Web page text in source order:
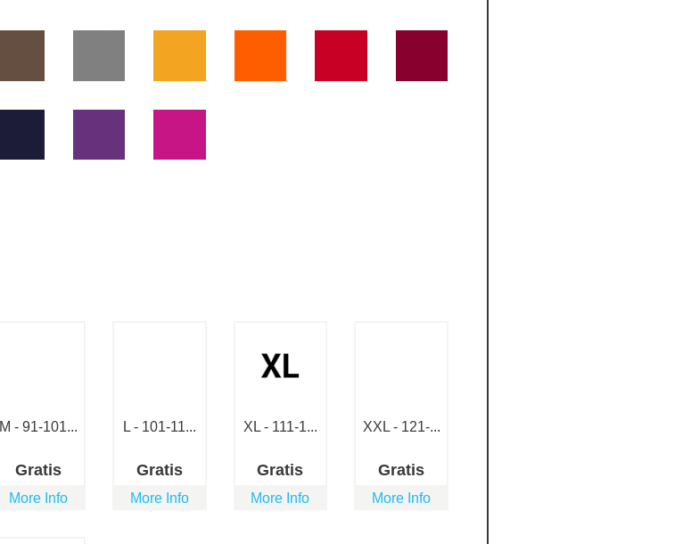
M - 91-101...
Gratis
More Info
L - 101-11...
Gratis
More Info
XL - 111-1...
Gratis
More Info
XXL - 121-...
Gratis
More Info